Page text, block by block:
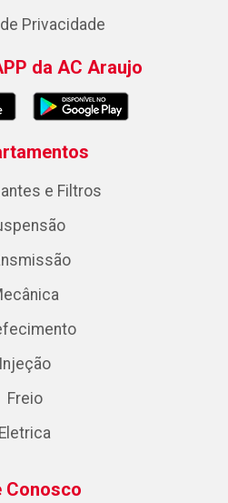
Privacidade
da AC Araujo
e Filtros
Injeção
Freio
Eletrica
Conosco